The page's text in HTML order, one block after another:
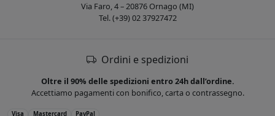
Via Faro, 4 – 20876 Ornago (MI)
Tel. (+39) 02 37927472
Ordini e spedizioni
Oltre il 90% delle spedizioni entro 24h dall’ordine.
Accettiamo pagamenti con bonifico, carta o contrassegno.
Visa Mastercard PayPal